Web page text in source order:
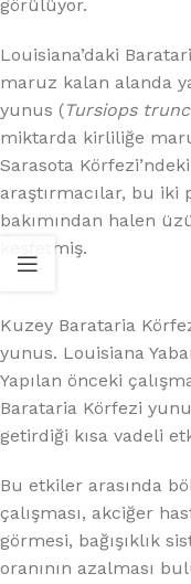
görülüyor.
Louisiana’daki
maruz kalan alanda
yunus (Tursiops
miktarda kirliliğe
Sarasota
araştırmacılar, bu iki
bakımından halen
keşfetmiş.
Kuzey Barataria
yunus. Louisiana
Yapılan önceki
Barataria Körfezi
getirdiği kısa vadeli
Bu etkiler arasında
çalışması, akciğer
görmesi, bağışıklık
oranının azalması